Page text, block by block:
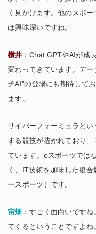
く見かけます。他のスポ
は興味深いですね。
横井 ：Chat GPTやAIが成
変わってきています。デ
チAI”の登場にも期待して
ます。
サイバーフォーミュラと
する競技が描かれており
ています。eスポーツでは
く、IT技術を加味した複
ースポーツ）です。
宙畑 ：すごく面白いです
てくるということですよね